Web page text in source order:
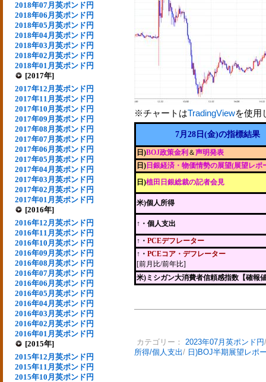
2018年07月英ポンド円
2018年06月英ポンド円
2018年05月英ポンド円
2018年04月英ポンド円
2018年03月英ポンド円
2018年02月英ポンド円
2018年01月英ポンド円
[2017年]
2017年12月英ポンド円
2017年11月英ポンド円
2017年10月英ポンド円
2017年09月英ポンド円
2017年08月英ポンド円
2017年07月英ポンド円
2017年06月英ポンド円
2017年05月英ポンド円
2017年04月英ポンド円
2017年03月英ポンド円
2017年02月英ポンド円
2017年01月英ポンド円
[2016年]
2016年12月英ポンド円
2016年11月英ポンド円
2016年10月英ポンド円
2016年09月英ポンド円
2016年08月英ポンド円
2016年07月英ポンド円
2016年06月英ポンド円
2016年05月英ポンド円
2016年04月英ポンド円
2016年03月英ポンド円
2016年02月英ポンド円
2016年01月英ポンド円
[2015年]
2015年12月英ポンド円
2015年11月英ポンド円
2015年10月英ポンド円
※チャートはTradingViewを使用
7月28日(金)の指標結果
日)BOJ政策金利 ＆声明発表
日) 日銀経済・物価情勢の展望(展望レポ
日)植田日銀総裁の記者会見
米)個人所得
↑・個人支出
↑・ PCEデフレーター
↑・ PCEコア・デフレーター
[前月比/前年比]
米)ミシガン大消費者信頼感指数【確報
カテゴリー： 2023年07月英ポンド円
所得/個人支出/ 日)BOJ半期展望レポ